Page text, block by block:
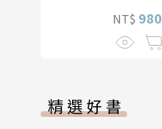
NT$ 980
精選好書